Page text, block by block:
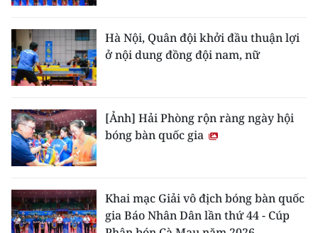
VỀ BÁO NHÂN DÂN
THỜI NAY
NHÂN DÂN HẰNG THÁNG
MUA BÁO
ĐỌC BÁO IN
Hà Nội, Quân đội khởi đầu thuận lợi
ở nội dung đồng đội nam, nữ
[Ảnh] Hải Phòng rộn ràng ngày hội
bóng bàn quốc gia
Khai mạc Giải vô địch bóng bàn quốc
gia Báo Nhân Dân lần thứ 44 - Cúp